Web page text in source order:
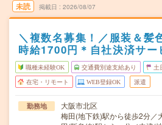
未読 掲載日 2026/08/07
＼複数名募集！／服装＆髪
時給1700円＊自社決済サー
職種未経験OK 交通費別途支給あり 土
在宅・リモート WEB登録OK 派遣
勤務地
大阪市北区
梅田(地下鉄)駅から徒歩2分／